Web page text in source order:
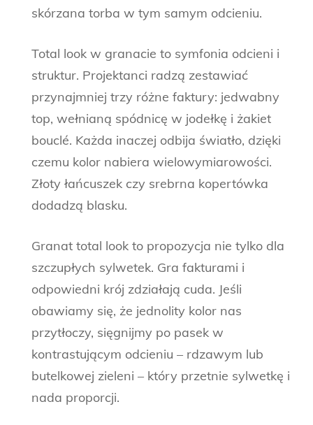
skórzana torba w tym samym odcieniu.
Total look w granacie to symfonia odcieni i
struktur. Projektanci radzą zestawiać
przynajmniej trzy różne faktury: jedwabny
top, wełnianą spódnicę w jodełkę i żakiet
bouclé. Każda inaczej odbija światło, dzięki
czemu kolor nabiera wielowymiarowości.
Złoty łańcuszek czy srebrna kopertówka
dodadzą blasku.
Granat total look to propozycja nie tylko dla
szczupłych sylwetek. Gra fakturami i
odpowiedni krój zdziałają cuda. Jeśli
obawiamy się, że jednolity kolor nas
przytłoczy, sięgnijmy po pasek w
kontrastującym odcieniu – rdzawym lub
butelkowej zieleni – który przetnie sylwetkę i
nada proporcji.